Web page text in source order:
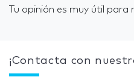
Tu opinión es muy útil para
¡Contacta con